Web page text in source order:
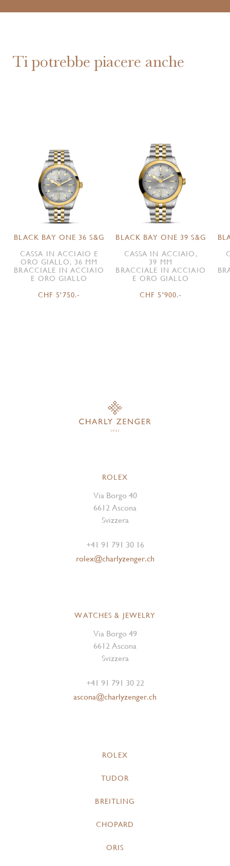
Ti potrebbe piacere anche
BLACK BAY ONE 36 S&G
CASSA IN ACCIAIO E
ORO GIALLO, 36 MM
BRACCIALE IN ACCIAIO
E ORO GIALLO
CHF 5'750.-
BLACK BAY ONE 39 S&G
CASSA IN ACCIAIO,
39 MM
BRACCIALE IN ACCIAIO
E ORO GIALLO
CHF 5'900.-
ROLEX
Via Borgo 40
6612 Ascona
Svizzera
+41 91 791 30 16
rolex@charlyzenger.ch
WATCHES & JEWELRY
Via Borgo 49
6612 Ascona
Svizzera
+41 91 791 30 22
ascona@charlyzenger.ch
ROLEX
TUDOR
BREITLING
CHOPARD
ORIS